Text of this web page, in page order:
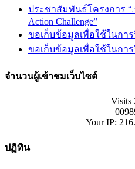
ประชาสัมพันธ์โครงการ “3
Action Challenge”
ขอเก็บข้อมูลเพื่อใช้ในการ
ขอเก็บข้อมูลเพื่อใช้ในการ
จำนวนผู้เข้าชมเว็บไซต์
Visits
Your IP:
ปฏิทิน